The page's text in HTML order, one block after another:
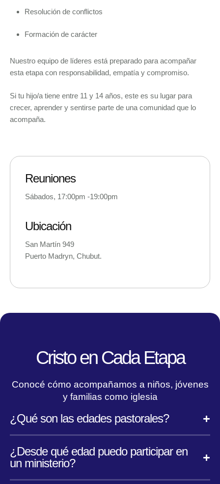
Resolución de conflictos
Formación de carácter
Nuestro equipo de líderes está preparado para acompañar
esta etapa con responsabilidad, empatía y compromiso.
Si tu hijo/a tiene entre 11 y 14 años, este es su lugar para
crecer, aprender y sentirse parte de una comunidad que lo
acompaña.
Reuniones
Sábados, 17:00pm -19:00pm
Ubicación
San Martín 949
Puerto Madryn, Chubut.
Cristo en Cada Etapa
Conocé cómo acompañamos a niños, jóvenes
y familias como iglesia
¿Qué son las edades pastorales?
¿Desde qué edad puedo participar en
un ministerio?